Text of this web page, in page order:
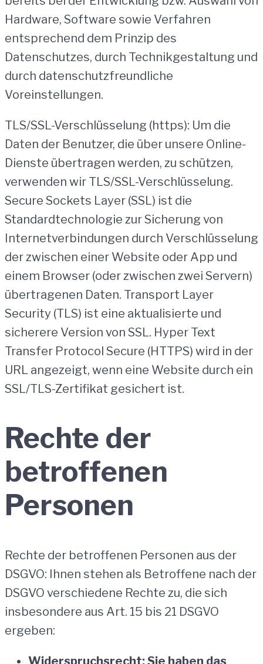
Hardware, Software sowie Verfahren
entsprechend dem Prinzip des
Datenschutzes, durch Technikgestaltung und
durch datenschutzfreundliche
Voreinstellungen.
TLS/SSL-Verschlüsselung (https): Um die
Daten der Benutzer, die über unsere Online-
Dienste übertragen werden, zu schützen,
verwenden wir TLS/SSL-Verschlüsselung.
Secure Sockets Layer (SSL) ist die
Standardtechnologie zur Sicherung von
Internetverbindungen durch Verschlüsselung
der zwischen einer Website oder App und
einem Browser (oder zwischen zwei Servern)
übertragenen Daten. Transport Layer
Security (TLS) ist eine aktualisierte und
sicherere Version von SSL. Hyper Text
Transfer Protocol Secure (HTTPS) wird in der
URL angezeigt, wenn eine Website durch ein
SSL/TLS-Zertifikat gesichert ist.
Rechte der
betroffenen
Personen
Rechte der betroffenen Personen aus der
DSGVO: Ihnen stehen als Betroffene nach der
DSGVO verschiedene Rechte zu, die sich
insbesondere aus Art. 15 bis 21 DSGVO
ergeben:
Widerspruchsrecht: Sie haben das